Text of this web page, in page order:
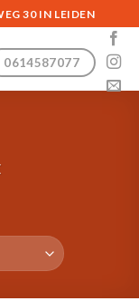
30 IN LEIDEN
0614587077